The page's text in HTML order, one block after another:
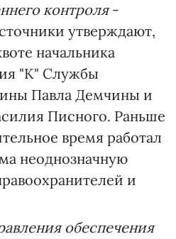
контроля-
утверждают,
начальника
"К" Службы
Павла Демчины и
Писного. Раньше
время работал
неоднозначную
и
обеспечения